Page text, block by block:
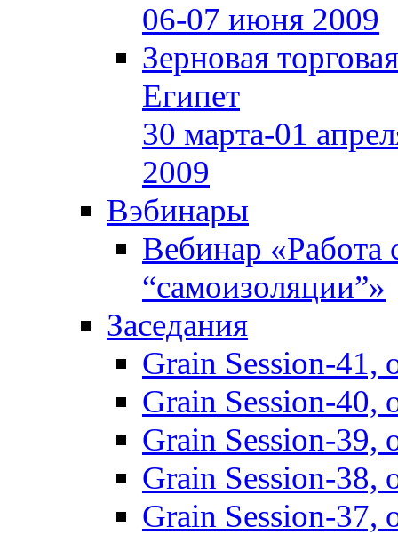
06-07 июня 2009
Зерновая
Египет
30 марта-01
2009
Вэбинары
Вебинар «Работа
“самоизоляции”»
Заседания
Grain Session-41,
Grain Session-40,
Grain Session-39,
Grain Session-38,
Grain Session-37,